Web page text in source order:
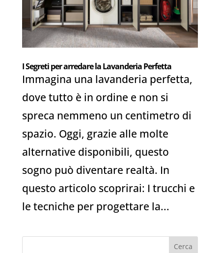
I Segreti per arredare la Lavanderia Perfetta
Immagina una lavanderia perfetta,
dove tutto è in ordine e non si
spreca nemmeno un centimetro di
spazio. Oggi, grazie alle molte
alternative disponibili, questo
sogno può diventare realtà. In
questo articolo scoprirai: I trucchi e
le tecniche per progettare la...
Cerca